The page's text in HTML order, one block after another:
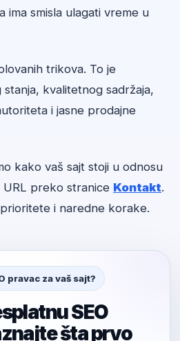
ima smisla ulagati vreme u
trikova. To je
kvalitetnog sadržaja,
i jasne prodajne
kako vaš sajt stoji u odnosu
preko stranice Kontakt.
i naredne korake.
pravac za vaš sajt?
SEO
šta prvo